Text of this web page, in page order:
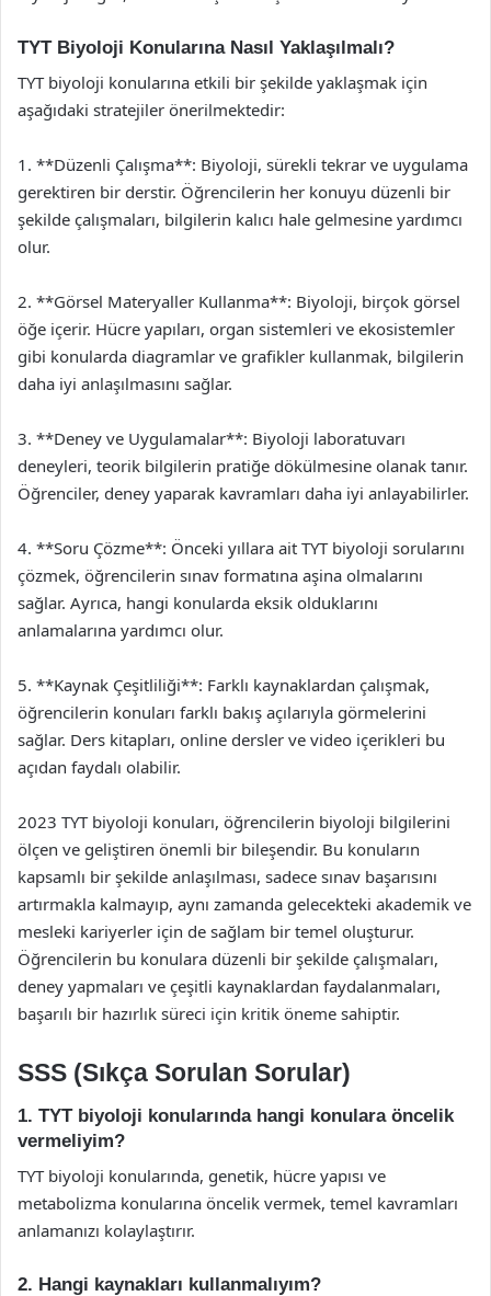
TYT Biyoloji Konularına Nasıl Yaklaşılmalı?
TYT biyoloji konularına etkili bir şekilde yaklaşmak için
aşağıdaki stratejiler önerilmektedir:
1. **Düzenli Çalışma**: Biyoloji, sürekli tekrar ve uygulama
gerektiren bir derstir. Öğrencilerin her konuyu düzenli bir
şekilde çalışmaları, bilgilerin kalıcı hale gelmesine yardımcı
olur.
2. **Görsel Materyaller Kullanma**: Biyoloji, birçok görsel
öğe içerir. Hücre yapıları, organ sistemleri ve ekosistemler
gibi konularda diagramlar ve grafikler kullanmak, bilgilerin
daha iyi anlaşılmasını sağlar.
3. **Deney ve Uygulamalar**: Biyoloji laboratuvarı
deneyleri, teorik bilgilerin pratiğe dökülmesine olanak tanır.
Öğrenciler, deney yaparak kavramları daha iyi anlayabilirler.
4. **Soru Çözme**: Önceki yıllara ait TYT biyoloji sorularını
çözmek, öğrencilerin sınav formatına aşina olmalarını
sağlar. Ayrıca, hangi konularda eksik olduklarını
anlamalarına yardımcı olur.
5. **Kaynak Çeşitliliği**: Farklı kaynaklardan çalışmak,
öğrencilerin konuları farklı bakış açılarıyla görmelerini
sağlar. Ders kitapları, online dersler ve video içerikleri bu
açıdan faydalı olabilir.
2023 TYT biyoloji konuları, öğrencilerin biyoloji bilgilerini
ölçen ve geliştiren önemli bir bileşendir. Bu konuların
kapsamlı bir şekilde anlaşılması, sadece sınav başarısını
artırmakla kalmayıp, aynı zamanda gelecekteki akademik ve
mesleki kariyerler için de sağlam bir temel oluşturur.
Öğrencilerin bu konulara düzenli bir şekilde çalışmaları,
deney yapmaları ve çeşitli kaynaklardan faydalanmaları,
başarılı bir hazırlık süreci için kritik öneme sahiptir.
SSS (Sıkça Sorulan Sorular)
1. TYT biyoloji konularında hangi konulara öncelik
vermeliyim?
TYT biyoloji konularında, genetik, hücre yapısı ve
metabolizma konularına öncelik vermek, temel kavramları
anlamanızı kolaylaştırır.
2. Hangi kaynakları kullanmalıyım?